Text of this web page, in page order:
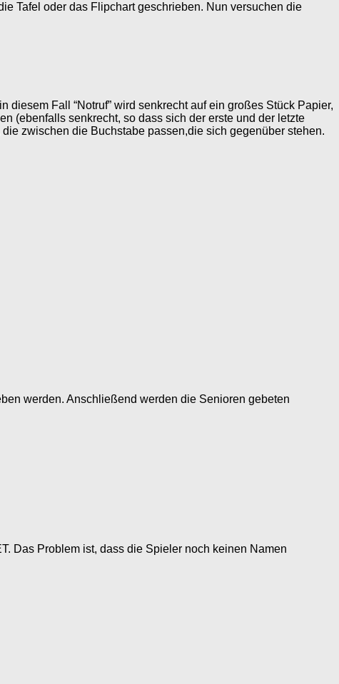
Tafel oder das Flipchart geschrieben. Nun versuchen die
Fall “Notruf” wird senkrecht auf ein großes Stück Papier,
(ebenfalls senkrecht, so dass sich der erste und der letzte
zwischen die Buchstabe passen,die sich gegenüber stehen.
werden. Anschließend werden die Senioren gebeten
Das Problem ist, dass die Spieler noch keinen Namen